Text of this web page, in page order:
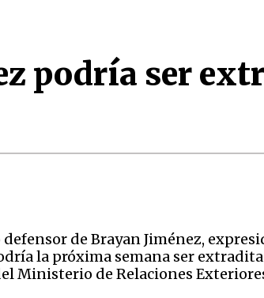
podría ser
de Brayan Jiménez,
la próxima semana ser
Ministerio de Relaciones